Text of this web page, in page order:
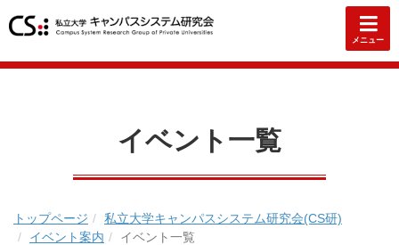
メニュー
イベント一覧
トップページ
私立大学キャンパスシステム研究会(CS研)
イベント案内
イベント一覧